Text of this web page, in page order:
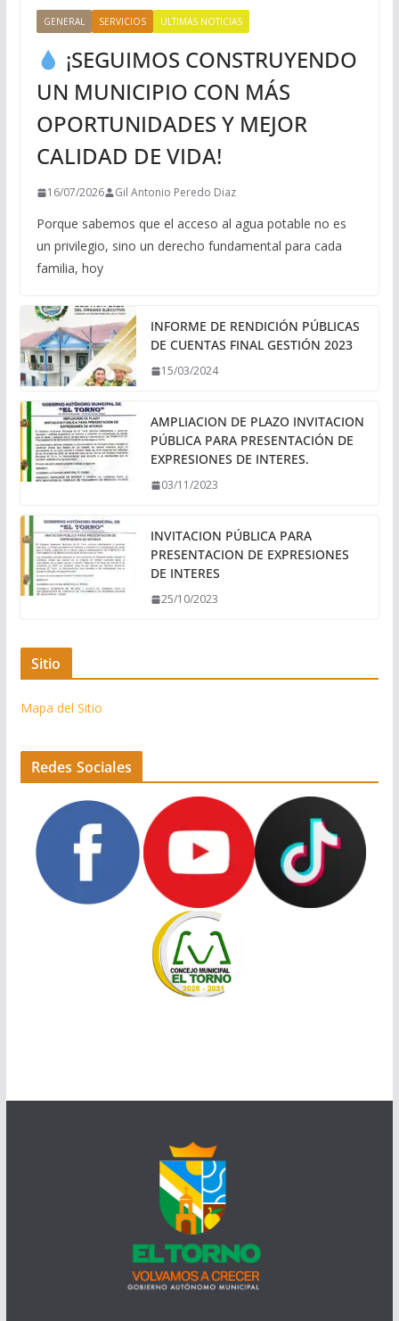
GENERAL SERVICIOS ULTIMAS NOTICIAS
¡SEGUIMOS CONSTRUYENDO
UN MUNICIPIO CON MÁS
OPORTUNIDADES Y MEJOR
CALIDAD DE VIDA!
16/07/2026 Gil Antonio Peredo Diaz
Porque sabemos que el acceso al agua potable no es
un privilegio, sino un derecho fundamental para cada
familia, hoy
INFORME DE RENDICIÓN PÚBLICAS
DE CUENTAS FINAL GESTIÓN 2023
15/03/2024
AMPLIACION DE PLAZO INVITACION
PÚBLICA PARA PRESENTACIÓN DE
EXPRESIONES DE INTERES.
03/11/2023
INVITACION PÚBLICA PARA
PRESENTACION DE EXPRESIONES
DE INTERES
25/10/2023
Sitio
Mapa del Sitio
Redes Sociales